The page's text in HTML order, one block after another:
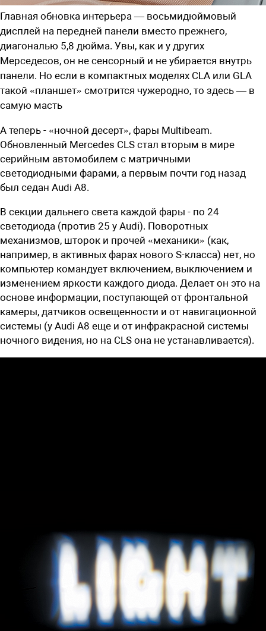
Главная обновка интерьера — восьмидюймовый
дисплей на передней панели вместо прежнего,
диагональю 5,8 дюйма. Увы, как и у других
Мерседесов, он не сенсорный и не убирается внутрь
панели. Но если в компактных моделях CLA или GLA
такой «планшет» смотрится чужеродно, то здесь — в
самую масть
А теперь - «ночной десерт», фары Multibeam.
Обновленный Mercedes CLS стал вторым в мире
серийным автомобилем с матричными
светодиодными фарами, а первым почти год назад
был седан Audi A8.
В секции дальнего света каждой фары - по 24
светодиода (против 25 у Audi). Поворотных
механизмов, шторок и прочей «механики» (как,
например, в активных фарах нового S-класса) нет, но
компьютер командует включением, выключением и
изменением яркости каждого диода. Делает он это на
основе информации, поступаю­щей от фронтальной
камеры, датчиков освещенности и от навигационной
системы (у Audi A8 еще и от инфракрасной системы
ночного видения, но на CLS она не устанавливается).